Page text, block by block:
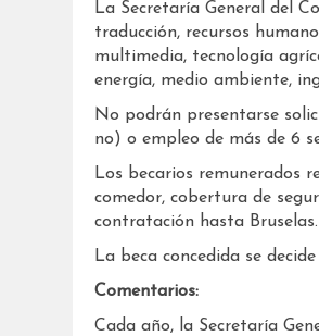
La Secretaría General del
traducción, recursos
multimedia, tecnología
energía, medio ambiente,
No podrán presentarse
no) o empleo de más de 6
Los becarios remunerados
comedor, cobertura de
contratación hasta Bruselas.
La beca concedida se
Comentarios:
Cada año, la Secretaría